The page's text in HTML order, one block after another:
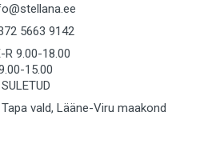
5663 9142
R 9.00-18.00
15.00
vald, Lääne-Viru maakond